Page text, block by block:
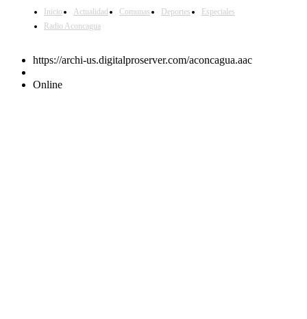
Inicio Actualidad Comunas Deportes
Especiales
Radio Aconcagua
https://archi-us.digitalproserver.com/aconcagua.aac
Online